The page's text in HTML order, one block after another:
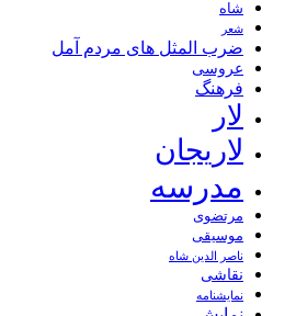
شاه
شعر
ضرب المثل های مردم آمل
عروسی
فرهنگ
لار
لاریجان
مدرسه
مرتضوی
موسیقی
ناصر الدین شاه
نقاشی
نمايشنامه